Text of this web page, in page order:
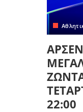
Κρήτη
Κυκλάδες
22:00